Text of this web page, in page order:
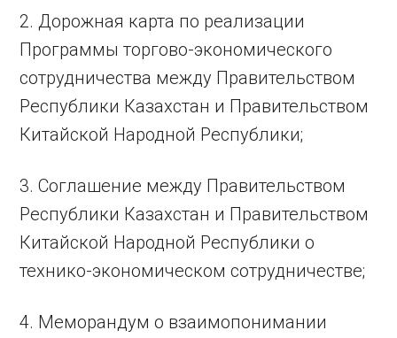
2. Дорожная карта по реализации
Программы торгово-экономического
сотрудничества между Правительством
Республики Казахстан и Правительством
Китайской Народной Республики;
3. Соглашение между Правительством
Республики Казахстан и Правительством
Китайской Народной Республики о
технико-экономическом сотрудничестве;
4. Меморандум о взаимопонимании